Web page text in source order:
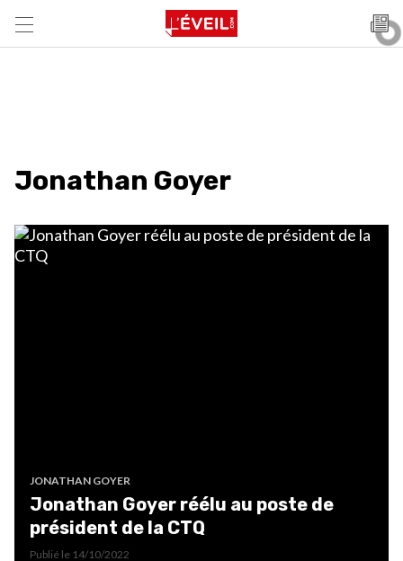
Jonathan Goyer
JONATHAN GOYER
Jonathan Goyer réélu au poste de
président de la CTQ
Publié le 14/10/2022